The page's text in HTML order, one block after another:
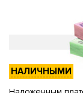
НАЛИЧНЫМИ